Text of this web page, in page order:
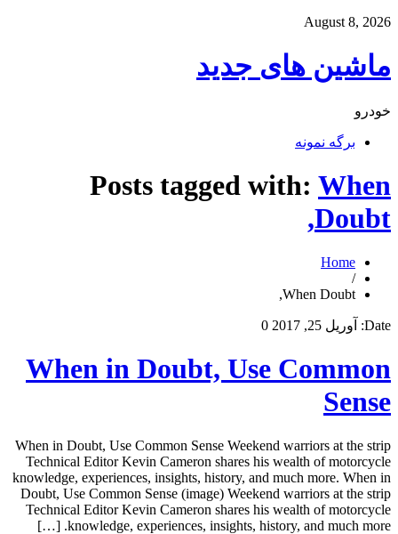
August 8, 2026
ماشین های جدید
خودرو
برگه نمونه
Posts tagged with: When
Doubt,
Home
/
When Doubt,
Date: آوریل 25, 2017 0
When in Doubt, Use Common
Sense
When in Doubt, Use Common Sense Weekend warriors at the strip
Technical Editor Kevin Cameron shares his wealth of motorcycle
knowledge, experiences, insights, history, and much more. When in
Doubt, Use Common Sense (image) Weekend warriors at the strip
Technical Editor Kevin Cameron shares his wealth of motorcycle
knowledge, experiences, insights, history, and much more. […]